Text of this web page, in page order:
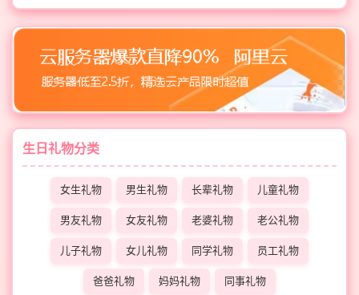
生日礼物分类
女生礼物 男生礼物 长辈礼物 儿童礼物
男友礼物 女友礼物 老婆礼物 老公礼物
儿子礼物 女儿礼物 同学礼物 员工礼物
爸爸礼物 妈妈礼物 同事礼物